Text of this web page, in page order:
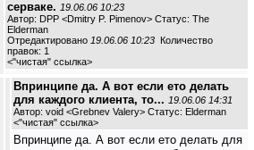
серваке. 19.06.06 10:23
Автор: DPP <Dmitry P. Pimenov> Статус: The
Elderman
Отредактировано 19.06.06 10:23 Количество
правок: 1
<"чистая" ссылка>
Впринципе да. А вот если ето делать
для каждого клиента, то... 19.06.06 14:31
Автор: void <Grebnev Valery> Статус: Elderman
<"чистая" ссылка>
Впринципе да. А вот если ето делать для